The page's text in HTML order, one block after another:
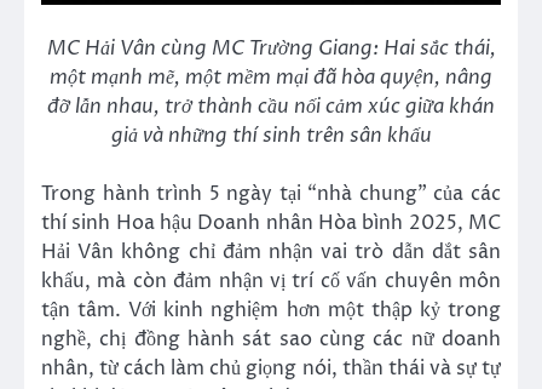
MC Hải Vân cùng MC Trường Giang: Hai sắc thái,
một mạnh mẽ, một mềm mại đã hòa quyện, nâng
đỡ lẫn nhau, trở thành cầu nối cảm xúc giữa khán
giả và những thí sinh trên sân khấu
Trong hành trình 5 ngày tại “nhà chung” của các
thí sinh Hoa hậu Doanh nhân Hòa bình 2025, MC
Hải Vân không chỉ đảm nhận vai trò dẫn dắt sân
khấu, mà còn đảm nhận vị trí cố vấn chuyên môn
tận tâm. Với kinh nghiệm hơn một thập kỷ trong
nghề, chị đồng hành sát sao cùng các nữ doanh
nhân, từ cách làm chủ giọng nói, thần thái và sự tự